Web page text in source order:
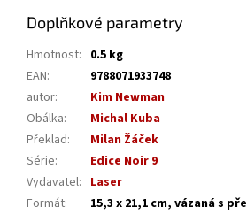
Doplňkové parametry
Hmotnost: 0.5 kg
EAN:
9788071933748
autor:
Kim Newman
Obálka:
Michal Kuba
Překlad:
Milan Žáček
Série:
Edice Noir 9
Vydavatel: Laser
Formát:
15,3 x 21,1 cm, vázaná s